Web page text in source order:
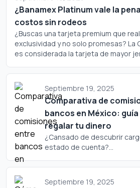
¿Banamex Platinum vale la
costos sin rodeos
¿Buscas una tarjeta premium que
exclusividad y no solo promesas? La
es considerada la tarjeta de mayor
costo? Analicemos a fondo si este
lugar en tu cartera.Septiembre 19, 2025
Comparativa de
bancos en México:
regalar tu dinero
¿Cansado de descubrir
estado de cuenta?...
Septiembre 19, 2025